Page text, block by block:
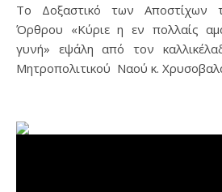
Το Δοξαστικό των Αποστίχων
Όρθρου «Κύριε η εν πολλαίς
γυνή» εψάλη από τον
Μητροπολιτικού Ναού κ.